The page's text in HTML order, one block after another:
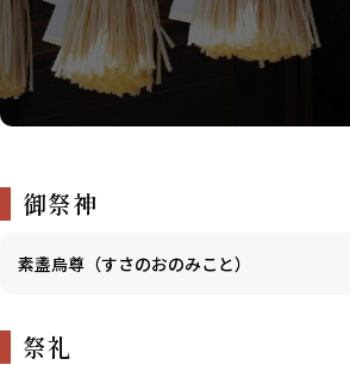
御祭神
素盞烏尊（すさのおのみこと）
祭礼